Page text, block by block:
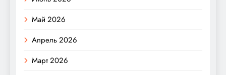
Май 2026
Апрель 2026
Март 2026